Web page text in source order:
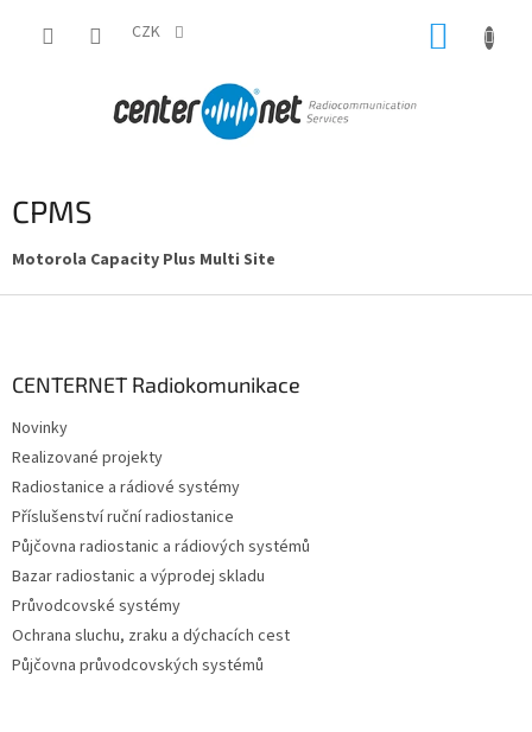
CZK
CPMS
Motorola Capacity Plus Multi Site
CENTERNET Radiokomunikace
Novinky
Realizované projekty
Radiostanice a rádiové systémy
Příslušenství ruční radiostanice
Půjčovna radiostanic a rádiových systémů
Bazar radiostanic a výprodej skladu
Průvodcovské systémy
Ochrana sluchu, zraku a dýchacích cest
Půjčovna průvodcovských systémů